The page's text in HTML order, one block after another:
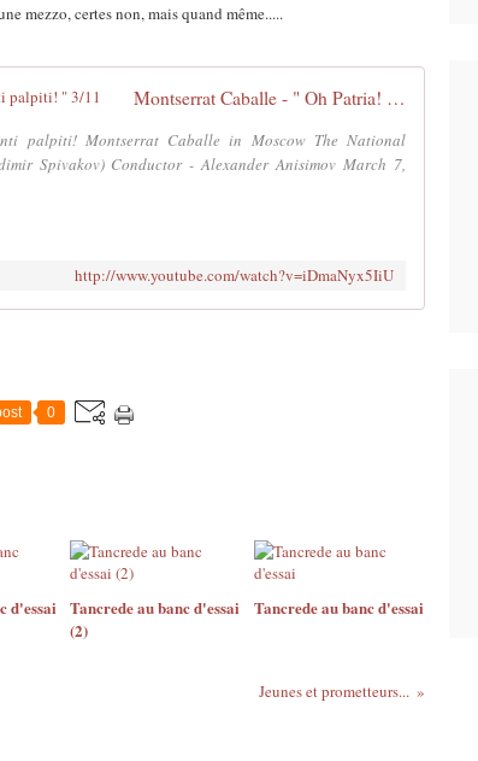
mezzo, certes non, mais quand même.....
Montserrat Caballe - " Oh Patria! Di tanti palpiti! " 3/11
palpiti! Montserrat Caballe in Moscow The National
Spivakov) Conductor - Alexander Anisimov March 7,
http://www.youtube.com/watch?v=iDmaNyx5IiU
0
d'essai
Tancrede au banc d'essai
(2)
Tancrede au banc d'essai
Jeunes et prometteurs...